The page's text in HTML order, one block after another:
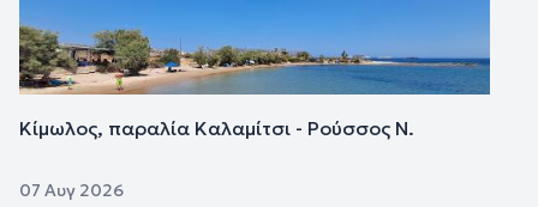
Κίμωλος, παραλία Καλαμίτσι - Ρούσσος Ν.
07 Αυγ 2026